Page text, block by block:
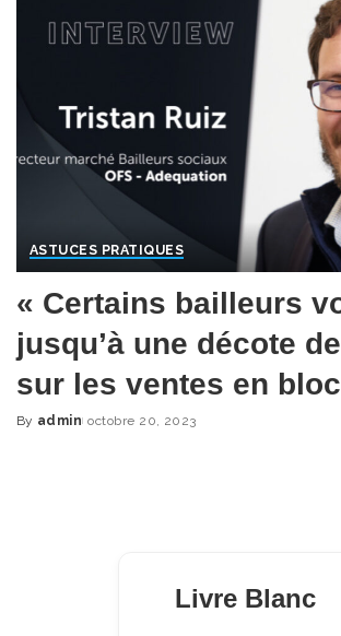
ASTUCES PRATIQUES
« Certains bailleurs
jusqu’à une décote
sur les ventes en
Posted
By admin octobre 20, 2023
Livre Blanc